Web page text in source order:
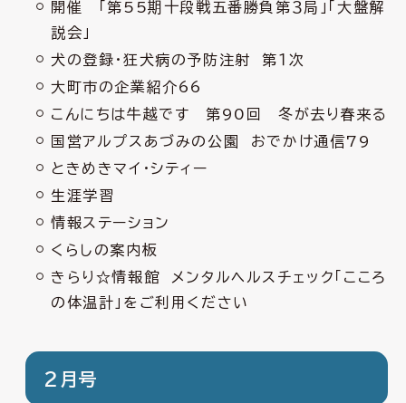
開催 「第55期十段戦五番勝負第３局」「大盤解
説会」
犬の登録・狂犬病の予防注射 第１次
大町市の企業紹介66
こんにちは牛越です 第90回 冬が去り春来る
国営アルプスあづみの公園 おでかけ通信79
ときめきマイ・シティー
生涯学習
情報ステーション
くらしの案内板
きらり☆情報館 メンタルヘルスチェック「こころ
の体温計」をご利用ください
2月号